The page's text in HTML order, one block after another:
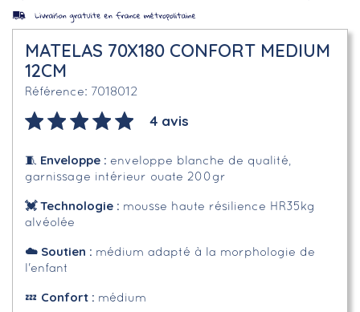
MATELAS 70X180 CONFORT MEDIUM
12CM
Référence 7018012
4 avis
🧵 Enveloppe : enveloppe blanche de qualité,
garnissage intérieur ouate 200gr
💓 Technologie : mousse haute résilience HR35kg
alvéolée
☁️ Soutien : médium adapté à la morphologie de
l'enfant
💤 Confort : médium